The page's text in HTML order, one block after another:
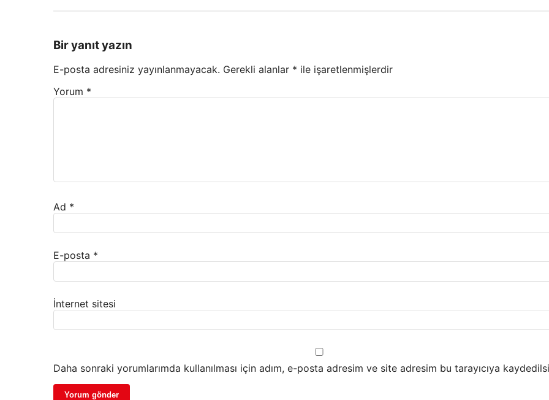
Bir yanıt yazın
E-posta adresiniz yayınlanmayacak. Gerekli alanlar * ile işaretlenmişlerdir
Yorum *
Ad *
E-posta *
İnternet sitesi
Daha sonraki yorumlarımda kullanılması için adım, e-posta adresim ve site adresim bu tarayıcıya